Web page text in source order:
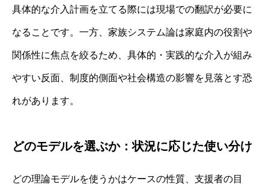
具体的な介入計画を立てる際には現場での翻訳が必要に
なることです。一方、家族システム論は家庭内の役割や
関係性に焦点を絞るため、具体的・実践的な介入が組み
やすい反面、制度的側面や社会構造の影響を見落とす恐
れがあります。
どのモデルを選ぶか：状況に応じた使い分け
どの理論モデルを使うかはケースの性質、支援者の目